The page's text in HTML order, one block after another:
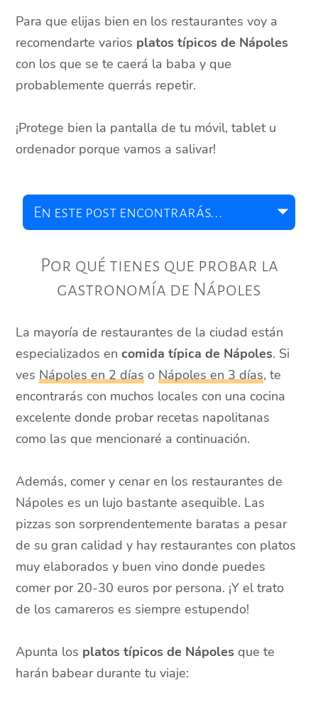
Para que elijas bien en los restaurantes voy a
recomendarte varios platos típicos de Nápoles
con los que se te caerá la baba y que
probablemente querrás repetir.
¡Protege bien la pantalla de tu móvil, tablet u
ordenador porque vamos a salivar!
Por qué tienes que probar la
gastronomía de Nápoles
La mayoría de restaurantes de la ciudad están
especializados encomida típica de Nápoles. Si
vesNápoles en 2 días oNápoles en 3 días, te
encontrarás con muchos locales con una cocina
excelente donde probar recetas napolitanas
como las que mencionaré a continuación.
Además, comer y cenar en los restaurantes de
Nápoles es un lujo bastante asequible. Las
pizzas son sorprendentemente baratas a pesar
de su gran calidad y hay restaurantes con platos
muy elaborados y buen vino donde puedes
comer por 20-30 euros por persona. ¡Y el trato
de los camareros es siempre estupendo!
Apunta los platos típicos de Nápoles que te
harán babear durante tu viaje: